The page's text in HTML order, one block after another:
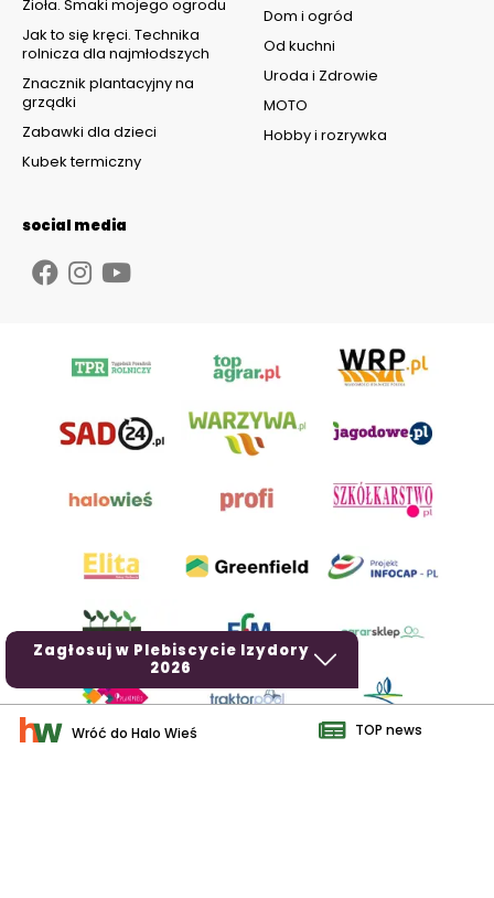
Zagłosuj w Plebiscycie Izydory
2026
Dom i ogród
Od kuchni
Uroda i Zdrowie
MOTO
Hobby i rozrywka
Zioła. Smaki mojego ogrodu
Jak to się kręci. Technika
rolnicza dla najmłodszych
Znacznik plantacyjny na
grządki
Zabawki dla dzieci
Kubek termiczny
social media
Wróć do Halo Wieś TOP news